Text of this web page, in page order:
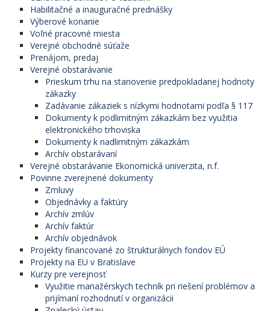
Habilitačné a inauguračné prednášky
Výberové konanie
Voľné pracovné miesta
Verejné obchodné súťaže
Prenájom, predaj
Verejné obstarávanie
Prieskum trhu na stanovenie predpokladanej hodnoty
zákazky
Zadávanie zákaziek s nízkymi hodnotami podľa § 117
Dokumenty k podlimitným zákazkám bez využitia
elektronického trhoviska
Dokumenty k nadlimitným zákazkám
Archív obstarávaní
Verejné obstarávanie Ekonomická univerzita, n.f.
Povinne zverejnené dokumenty
Zmluvy
Objednávky a faktúry
Archív zmlúv
Archív faktúr
Archív objednávok
Projekty financované zo štrukturálnych fondov EÚ
Projekty na EU v Bratislave
Kurzy pre verejnosť
Využitie manažérskych techník pri riešení problémov a
prijímaní rozhodnutí v organizácii